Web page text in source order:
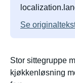
Se
Stor sittegruppe
kjøkkenløsning